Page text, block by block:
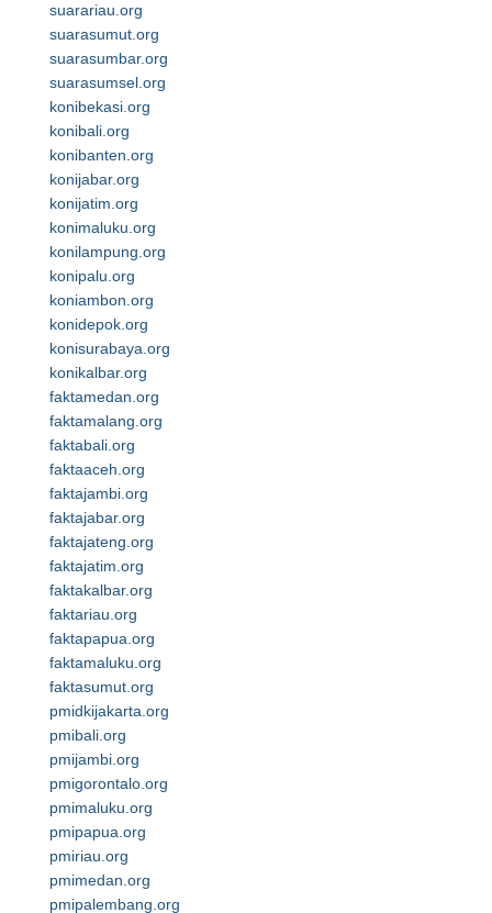
suarariau.org
suarasumut.org
suarasumbar.org
suarasumsel.org
konibekasi.org
konibali.org
konibanten.org
konijabar.org
konijatim.org
konimaluku.org
konilampung.org
konipalu.org
koniambon.org
konidepok.org
konisurabaya.org
konikalbar.org
faktamedan.org
faktamalang.org
faktabali.org
faktaaceh.org
faktajambi.org
faktajabar.org
faktajateng.org
faktajatim.org
faktakalbar.org
faktariau.org
faktapapua.org
faktamaluku.org
faktasumut.org
pmidkijakarta.org
pmibali.org
pmijambi.org
pmigorontalo.org
pmimaluku.org
pmipapua.org
pmiriau.org
pmimedan.org
pmipalembang.org